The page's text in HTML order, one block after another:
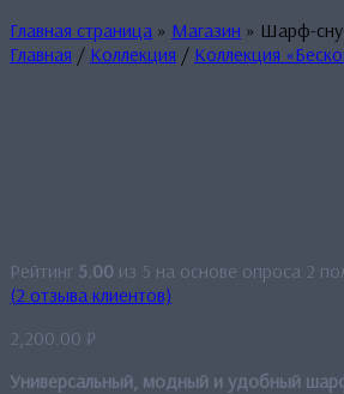
Главная страница » Магазин » Шарф-
Главная / Коллекция / Коллекция
Рейтинг 5.00 из 5 на основе опроса 2
(2 отзыва клиентов)
2,200.00 ₽
Универсальный, модный и удобный